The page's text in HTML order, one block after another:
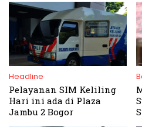
Headline
Pelayanan SIM Keliling
Hari ini ada di Plaza
Jambu 2 Bogor